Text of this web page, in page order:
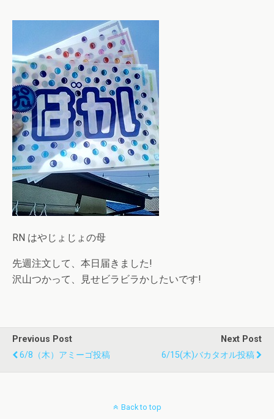
RN はやじょじょの母
先週注文して、本日届きました!
沢山つかって、見せビラビラかしたいです!
Previous Post
6/8（木）アミーゴ投稿
Next Post
6/15(木)バカタオル投稿
Back to top